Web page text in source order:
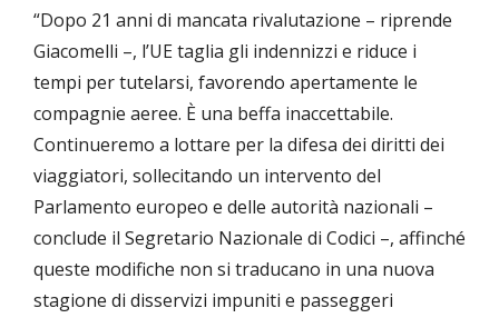
“Dopo 21 anni di mancata rivalutazione – riprende
Giacomelli –, l’UE taglia gli indennizzi e riduce i
tempi per tutelarsi, favorendo apertamente le
compagnie aeree. È una beffa inaccettabile.
Continueremo a lottare per la difesa dei diritti dei
viaggiatori, sollecitando un intervento del
Parlamento europeo e delle autorità nazionali –
conclude il Segretario Nazionale di Codici –, affinché
queste modifiche non si traducano in una nuova
stagione di disservizi impuniti e passeggeri